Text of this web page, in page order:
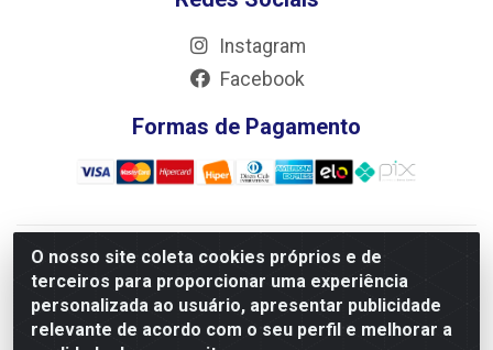
O nosso site coleta cookies próprios e de
terceiros para proporcionar uma experiência
personalizada ao usuário, apresentar publicidade
relevante de acordo com o seu perfil e melhorar a
Instagram
Facebook
Formas de Pagamento
JRS Distribuição e Logística LTDA - Rua Antônio do
Sacramento Torga 70, Vila Nossa Senhora de Fatima - São
João Del Rei/MG - CEP 36305-334 - CNPJ 66.194.085/0001-
02